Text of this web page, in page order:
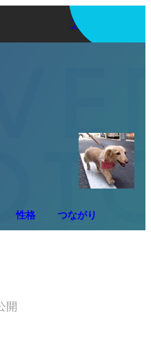
アプリを使う
性格 つながり
開